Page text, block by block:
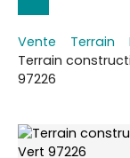
Vente Terrain
Terrain
97226